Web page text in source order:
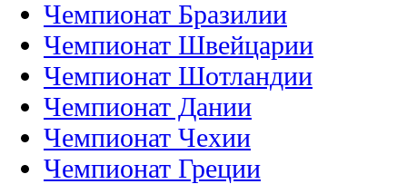
Чемпионат Бразилии
Чемпионат Швейцарии
Чемпионат Шотландии
Чемпионат Дании
Чемпионат Чехии
Чемпионат Греции